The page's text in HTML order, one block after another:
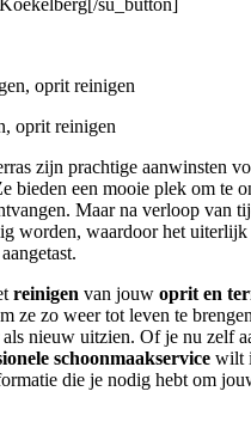
oprit reinigen
zijn prachtige aanwinsten
bieden een mooie plek om te
Maar na verloop van
worden, waardoor het
reinigen van jouw oprit en
ze zo weer tot leven te
als nieuw uitzien. Of je nu zelf
schoonmaakservice wilt
die je nodig hebt om